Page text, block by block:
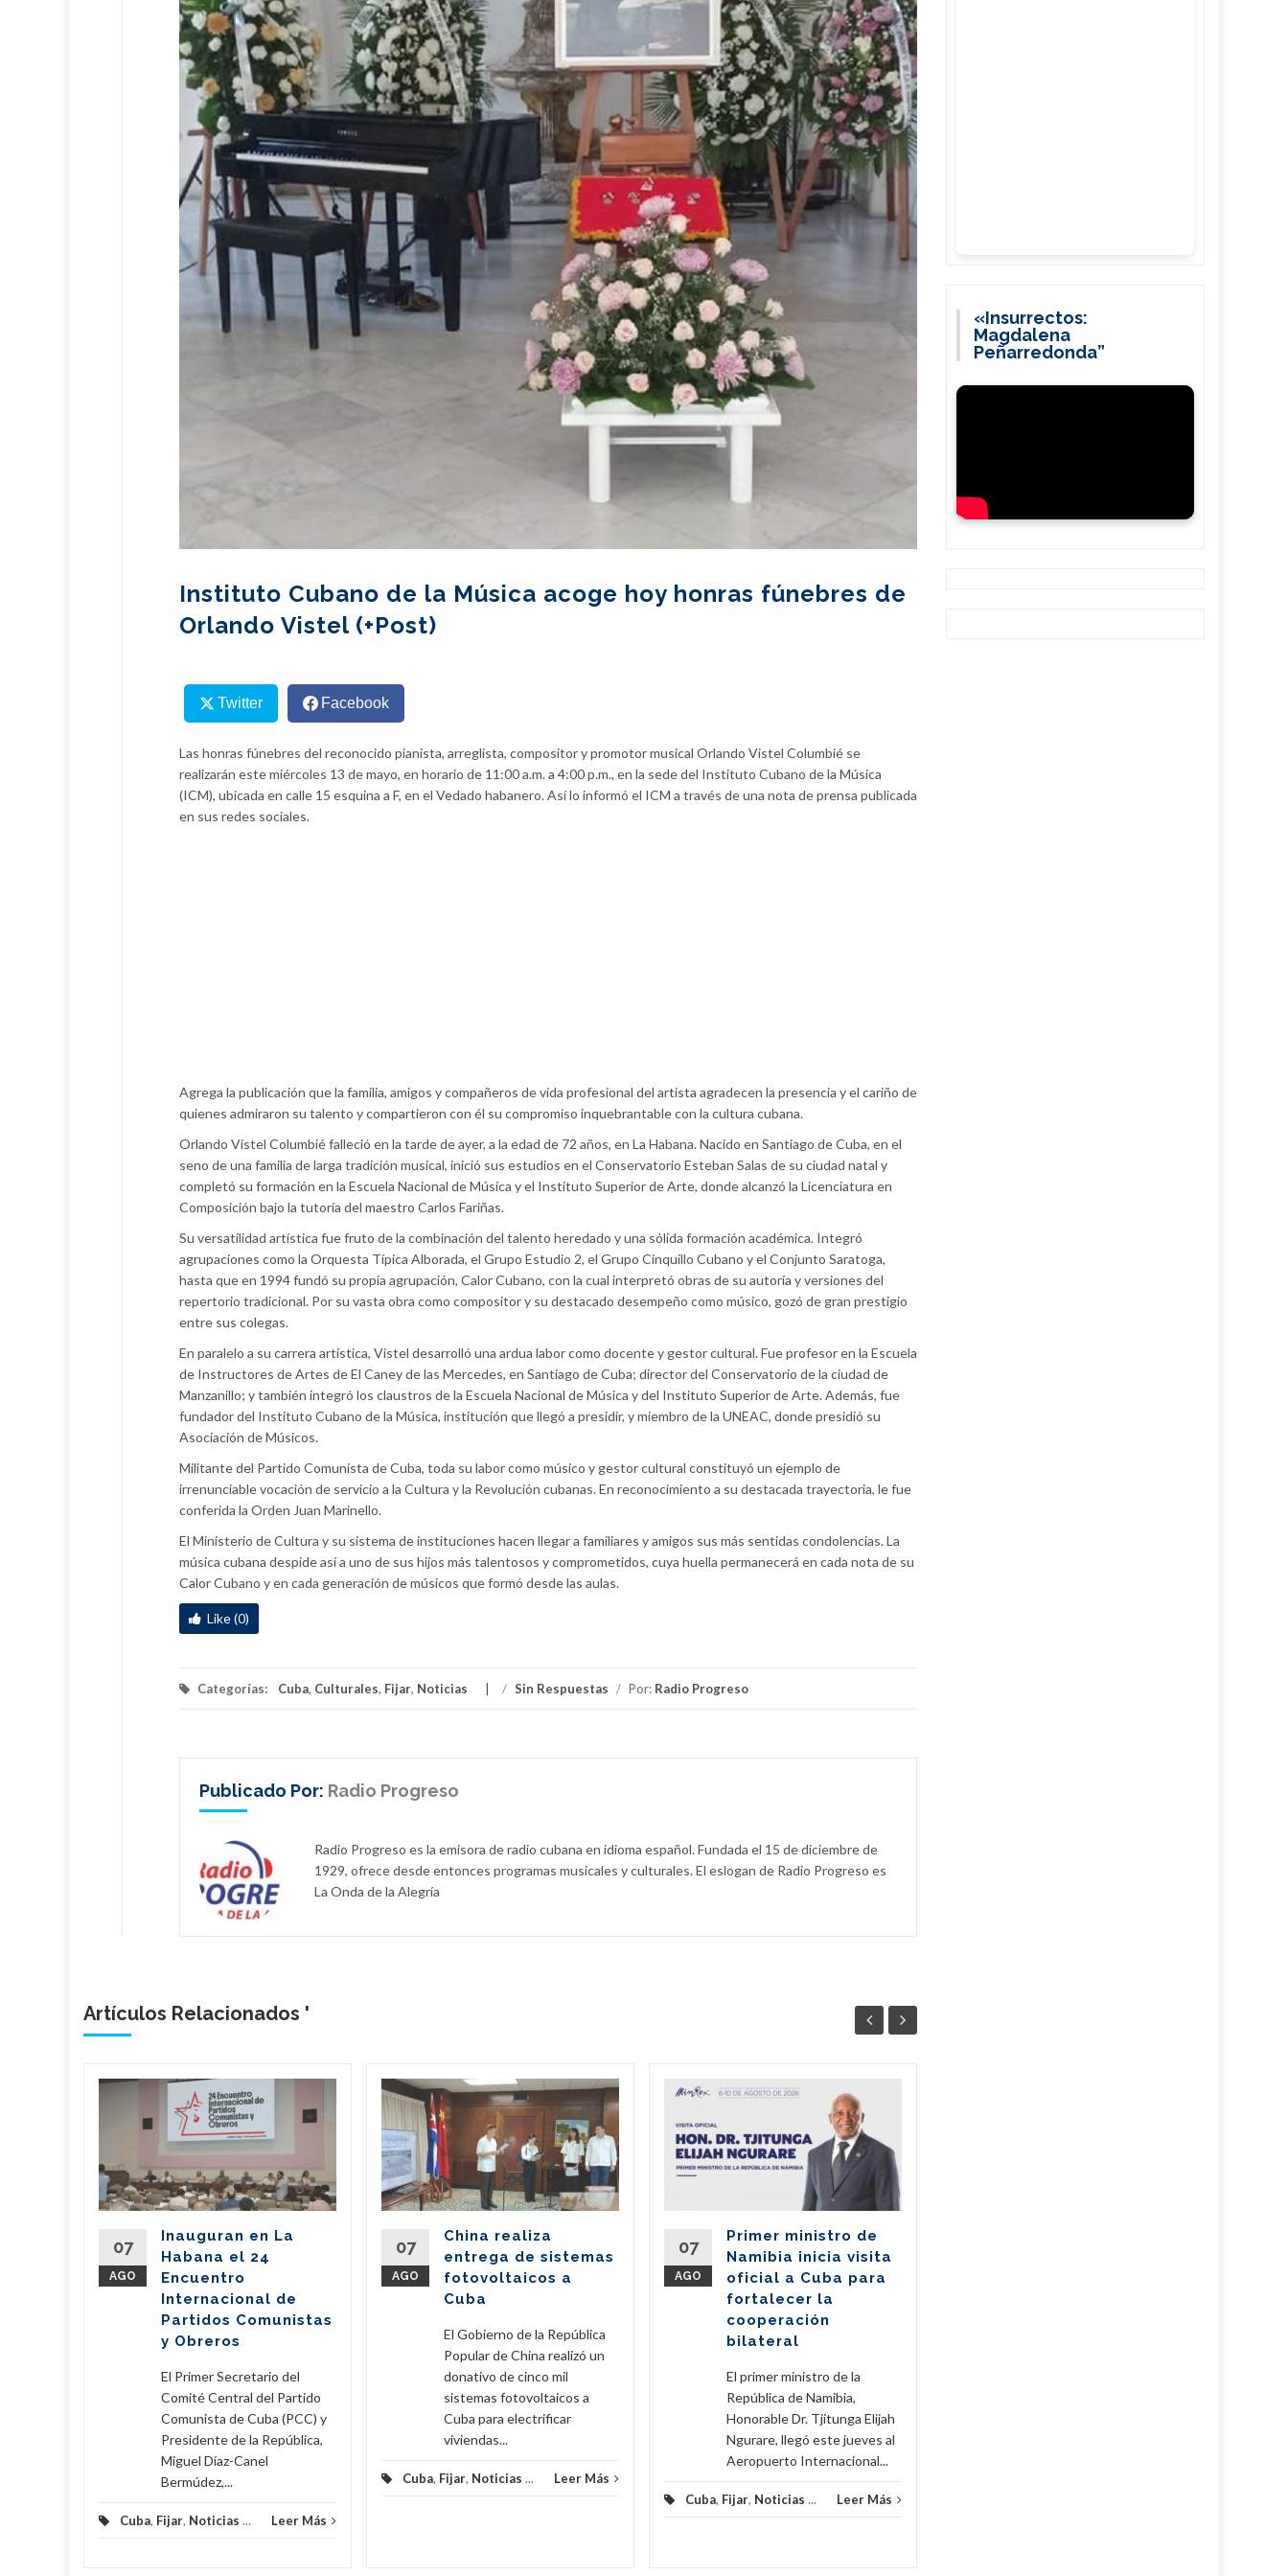
Instituto Cubano de la Música acoge hoy honras fúnebres de
Orlando Vistel (+Post)
Twitter Facebook
Las honras fúnebres del reconocido pianista, arreglista, compositor y promotor musical Orlando Vistel Columbié se
realizarán este miércoles 13 de mayo, en horario de 11:00 a.m. a 4:00 p.m., en la sede del Instituto Cubano de la Música
(ICM), ubicada en calle 15 esquina a F, en el Vedado habanero. Así lo informó el ICM a través de una nota de prensa publicada
en sus redes sociales.
Agrega la publicación que la familia, amigos y compañeros de vida profesional del artista agradecen la presencia y el cariño de
quienes admiraron su talento y compartieron con él su compromiso inquebrantable con la cultura cubana.
Orlando Vistel Columbié falleció en la tarde de ayer, a la edad de 72 años, en La Habana. Nacido en Santiago de Cuba, en el
seno de una familia de larga tradición musical, inició sus estudios en el Conservatorio Esteban Salas de su ciudad natal y
completó su formación en la Escuela Nacional de Música y el Instituto Superior de Arte, donde alcanzó la Licenciatura en
Composición bajo la tutoría del maestro Carlos Fariñas.
Su versatilidad artística fue fruto de la combinación del talento heredado y una sólida formación académica. Integró
agrupaciones como la Orquesta Típica Alborada, el Grupo Estudio 2, el Grupo Cinquillo Cubano y el Conjunto Saratoga,
hasta que en 1994 fundó su propia agrupación, Calor Cubano, con la cual interpretó obras de su autoría y versiones del
repertorio tradicional. Por su vasta obra como compositor y su destacado desempeño como músico, gozó de gran prestigio
entre sus colegas.
En paralelo a su carrera artística, Vistel desarrolló una ardua labor como docente y gestor cultural. Fue profesor en la Escuela
de Instructores de Artes de El Caney de las Mercedes, en Santiago de Cuba; director del Conservatorio de la ciudad de
Manzanillo; y también integró los claustros de la Escuela Nacional de Música y del Instituto Superior de Arte. Además, fue
fundador del Instituto Cubano de la Música, institución que llegó a presidir, y miembro de la UNEAC, donde presidió su
Asociación de Músicos.
Militante del Partido Comunista de Cuba, toda su labor como músico y gestor cultural constituyó un ejemplo de
irrenunciable vocación de servicio a la Cultura y la Revolución cubanas. En reconocimiento a su destacada trayectoria, le fue
conferida la Orden Juan Marinello.
El Ministerio de Cultura y su sistema de instituciones hacen llegar a familiares y amigos sus más sentidas condolencias. La
música cubana despide así a uno de sus hijos más talentosos y comprometidos, cuya huella permanecerá en cada nota de su
Calor Cubano y en cada generación de músicos que formó desde las aulas.
Like (0)
Categorías: Cuba, Culturales, Fijar, Noticias / Sin Respuestas / Por: Radio Progreso
Publicado Por: Radio Progreso
Radio Progreso es la emisora de radio cubana en idioma español. Fundada el 15 de diciembre de
1929, ofrece desde entonces programas musicales y culturales. El eslogan de Radio Progreso es
La Onda de la Alegría
Artículos Relacionados '
07
AGO
Inauguran en La
Habana el 24
Encuentro
Internacional de
Partidos Comunistas
y Obreros
El Primer Secretario del
Comité Central del Partido
Comunista de Cuba (PCC) y
Presidente de la República,
Miguel Díaz-Canel
Bermúdez,...
Cuba, Fijar, Noticias ... Leer Más
07
AGO
China realiza
entrega de sistemas
fotovoltaicos a
Cuba
El Gobierno de la República
Popular de China realizó un
donativo de cinco mil
sistemas fotovoltaicos a
Cuba para electrificar
viviendas...
Cuba, Fijar, Noticias ... Leer Más
07
AGO
Primer ministro de
Namibia inicia visita
oficial a Cuba para
fortalecer la
cooperación
bilateral
El primer ministro de la
República de Namibia,
Honorable Dr. Tjitunga Elijah
Ngurare, llegó este jueves al
Aeropuerto Internacional...
Cuba, Fijar, Noticias ... Leer Más
«Insurrectos:
Magdalena
Peñarredonda”